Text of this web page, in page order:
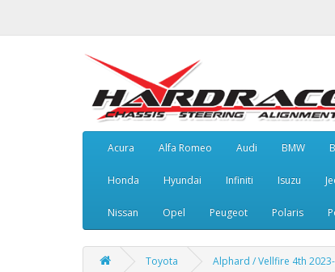
Acura Alfa Romeo Audi BMW
Honda Hyundai Infiniti Isuzu
Nissan Opel Peugeot Polaris
Toyota Alphard / Vellfire 4th